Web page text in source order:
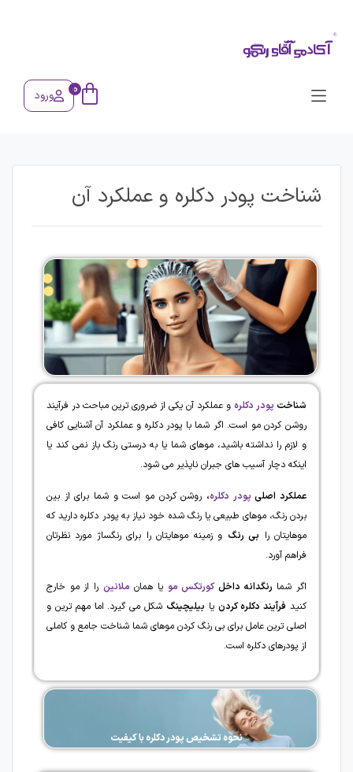
0 ورود
شناخت پودر دکلره و عملکرد آن
شناخت پودر دکلره و عملکرد آن یکی از ضروری ترین مباحث در فرآیند
روشن کردن مو است. اگر شما با پودر دکلره و عملکرد آن آشنایی کافی
و لازم را نداشته باشید، موهای شما یا به درستی رنگ باز نمی کند یا
اینکه دچار آسیب های جبران ناپذیر می شود.
عملکرد اصلی پودر دکلره، روشن کردن مو است و شما برای از بین
بردن رنگ، موهای طبیعی یا رنگ شده خود نیاز به پودر دکلره دارید که
موهایتان را بی رنگ و زمینه موهایتان را برای رنگساژ مورد نظرتان
فراهم آورد.
اگر شما رنگدانه داخلکورتکس مو یا همان ملانین را از مو خارج
کنید فرآیند دکلره کردن یا بیلیچینگ شکل می گیرد. اما مهم ترین و
اصلی ترین عامل برای بی رنگ کردن موهای شما شناخت جامع و کاملی
از پودرهای دکلره است.
نحوه تشخیص پودر دکلره با کیفیت